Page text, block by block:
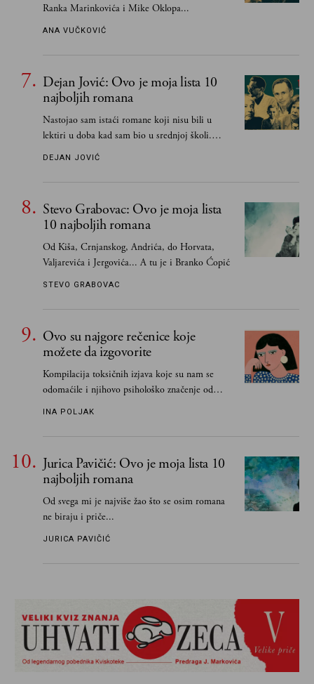
Ranka Marinkovića i Mike Oklopa...
ANA VUČKOVIĆ
Dejan Jović: Ovo je moja lista 10
najboljih romana
Nastojao sam istaći romane koji nisu bili u
lektiri u doba kad sam bio u srednjoj školi.
Smatrao sam da su "klasici" već dovoljno
DEJAN JOVIĆ
Stevo Grabovac: Ovo je moja lista
10 najboljih romana
Od Kiša, Crnjanskog, Andrića, do Horvata,
Valjarevića i Jergovića... A tu je i Branko Ćopić
STEVO GRABOVAC
Ovo su najgore rečenice koje
možete da izgovorite
Kompilacija toksičnih izjava koje su nam se
odomaćile i njihovo psihološko značenje od
INA POLJAK
Jurica Pavičić: Ovo je moja lista 10
najboljih romana
Od svega mi je najviše žao što se osim romana
ne biraju i priče...
JURICA PAVIČIĆ